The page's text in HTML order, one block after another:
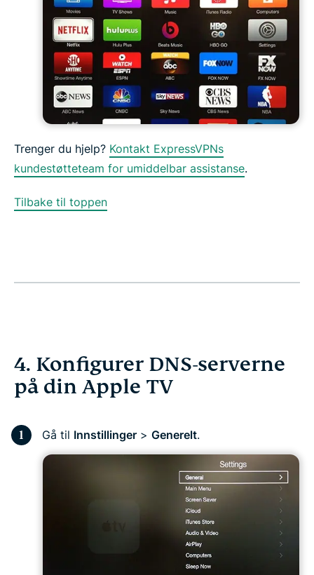
Trenger du hjelp? Kontakt ExpressVPNs
kundestøtteteam for umiddelbar assistanse.
Tilbake til toppen
4. Konfigurer DNS-serverne
på din Apple TV
Gå til Innstillinger > Generelt.